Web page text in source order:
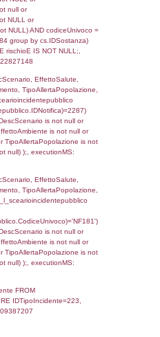
FROM
ON
=
=
f_territori_limitrofi.Distanza,